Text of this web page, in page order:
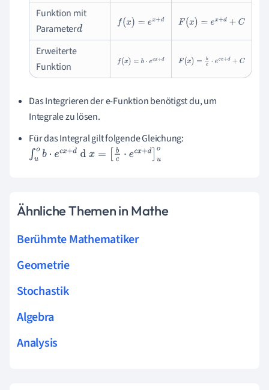
Funktion mit
Parameterd
f(x)=ex+d F(x)=ex+d+C
Erweiterte
Funktion
f(x)=b·ecx+d F(x)=b c·ecx+d+C
Das Integrieren der e-Funktion benötigst du, um
Integrale zu lösen.
Für das Integral gilt folgende Gleichung:
∫uob ·ecx+dd x= bc ·ec +d u o
Ähnliche Themen in Mathe
Berühmte Mathematiker
Geometrie
Stochastik
Algebra
Analysis